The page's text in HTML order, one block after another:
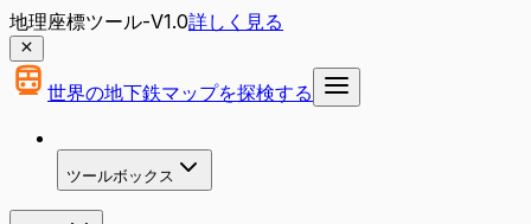
地理座標ツール-V1.0詳しく見る
世界の地下鉄マップを探検する
ツールボックス